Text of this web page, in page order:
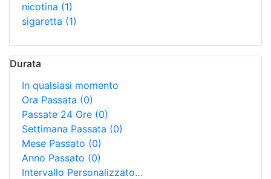
nicotina (1)
sigaretta (1)
Durata
In qualsiasi momento
Ora Passata (0)
Passate 24 Ore (0)
Settimana Passata (0)
Mese Passato (0)
Anno Passato (0)
Intervallo Personalizzato…